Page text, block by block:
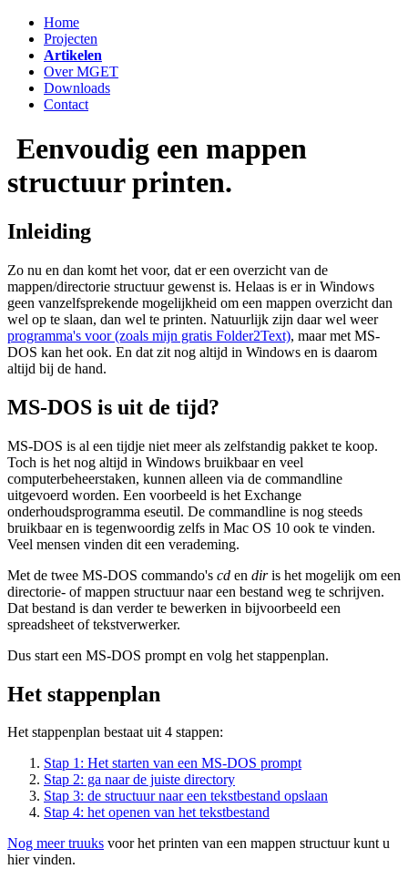
Home
Projecten
Artikelen
Over MGET
Downloads
Contact
Eenvoudig een mappen
structuur printen.
Inleiding
Zo nu en dan komt het voor, dat er een overzicht van de
mappen/directorie structuur gewenst is. Helaas is er in Windows
geen vanzelfsprekende mogelijkheid om een mappen overzicht dan
wel op te slaan, dan wel te printen. Natuurlijk zijn daar wel weer
programma's voor (zoals mijn gratis Folder2Text), maar met MS-
DOS kan het ook. En dat zit nog altijd in Windows en is daarom
altijd bij de hand.
MS-DOS is uit de tijd?
MS-DOS is al een tijdje niet meer als zelfstandig pakket te koop.
Toch is het nog altijd in Windows bruikbaar en veel
computerbeheerstaken, kunnen alleen via de commandline
uitgevoerd worden. Een voorbeeld is het Exchange
onderhoudsprogramma eseutil. De commandline is nog steeds
bruikbaar en is tegenwoordig zelfs in Mac OS 10 ook te vinden.
Veel mensen vinden dit een verademing.
Met de twee MS-DOS commando's cd en diris het mogelijk om een
directorie- of mappen structuur naar een bestand weg te schrijven.
Dat bestand is dan verder te bewerken in bijvoorbeeld een
spreadsheet of tekstverwerker.
Dus start een MS-DOS prompt en volg het stappenplan.
Het stappenplan
Het stappenplan bestaat uit 4 stappen:
Stap 1: Het starten van een MS-DOS prompt
Stap 2: ga naar de juiste directory
Stap 3: de structuur naar een tekstbestand opslaan
Stap 4: het openen van het tekstbestand
Nog meer truuks voor het printen van een mappen structuur kunt u
hier vinden.